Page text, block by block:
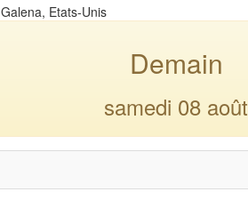
Etats-Unis
Demain
samedi 08 août